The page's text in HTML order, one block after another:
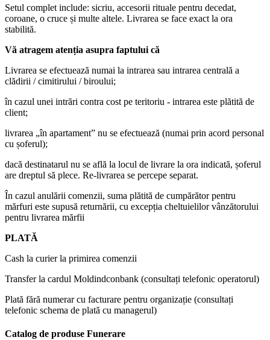
Setul complet include: sicriu, accesorii rituale pentru decedat,
coroane, o cruce și multe altele. Livrarea se face exact la ora
stabilită.
Vă atragem atenția asupra faptului că
Livrarea se efectuează numai la intrarea sau intrarea centrală a
clădirii / cimitirului / biroului;
în cazul unei intrări contra cost pe teritoriu - intrarea este plătită de
client;
livrarea „în apartament” nu se efectuează (numai prin acord personal
cu șoferul);
dacă destinatarul nu se află la locul de livrare la ora indicată, șoferul
are dreptul să plece. Re-livrarea se percepe separat.
În cazul anulării comenzii, suma plătită de cumpărător pentru
mărfuri este supusă returnării, cu excepția cheltuielilor vânzătorului
pentru livrarea mărfii
PLATĂ
Cash la curier la primirea comenzii
Transfer la cardul Moldindconbank (consultați telefonic operatorul)
Plată fără numerar cu facturare pentru organizație (consultați
telefonic schema de plată cu managerul)
Catalog de produse Funerare